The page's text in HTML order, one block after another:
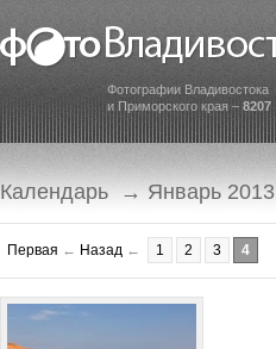
Фотографии Владивостока
и Приморского края – 8207
Календарь → Январь 2013
Первая ← Назад ← 1 2 3 4